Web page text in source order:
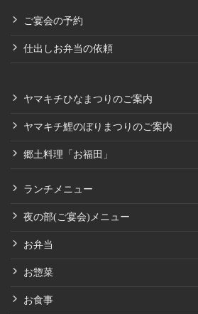
ご宴会の予約
仕出しお弁当の依頼
ヤマキチひなまつりのご案内
ヤマキチ鯉のぼりまつりのご案内
郷土料理「お福田」
ランチメニュー
夜の部(ご宴会)メニュー
お弁当
お惣菜
お食事